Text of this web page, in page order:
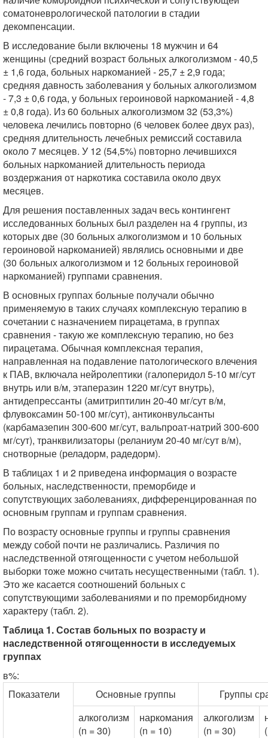
соматоневрологической патологии в стадии
декомпенсации.
В исследование были включены 18 мужчин и 64
женщины (средний возраст больных алкоголизмом - 40,5
± 1,6 года, больных наркоманией - 25,7 ± 2,9 года;
средняя давность заболевания у больных алкоголизмом
- 7,3 ± 0,6 года, у больных героиновой наркоманией - 4,8
± 0,8 года). Из 60 больных алкоголизмом 32 (53,3%)
человека лечились повторно (6 человек более двух раз),
средняя длительность лечебных ремиссий составила
около 7 месяцев. У 12 (54,5%) повторно лечившихся
больных наркоманией длительность периода
воздержания от наркотика составила около двух
месяцев.
Для решения поставленных задач весь контингент
исследованных больных был разделен на 4 группы, из
которых две (30 больных алкоголизмом и 10 больных
героиновой наркоманией) являлись основными и две
(30 больных алкоголизмом и 12 больных героиновой
наркоманией) группами сравнения.
В основных группах больные получали обычно
применяемую в таких случаях комплексную терапию в
сочетании с назначением пирацетама, в группах
сравнения - такую же комплексную терапию, но без
пирацетама. Обычная комплексная терапия,
направленная на подавление патологического влечения
к ПАВ, включала нейролептики (галоперидол 5-10 мг/сут
внутрь или в/м, этаперазин 1220 мг/сут внутрь),
антидепрессанты (амитриптилин 20-40 мг/сут в/м,
флувоксамин 50-100 мг/сут), антиконвульсанты
(карбамазепин 300-600 мг/сут, вальпроат-натрий 300-600
мг/сут), транквилизаторы (реланиум 20-40 мг/сут в/м),
снотворные (реладорм, радедорм).
В таблицах 1 и 2 приведена информация о возрасте
больных, наследственности, преморбиде и
сопутствующих заболеваниях, дифференцированная по
основным группам и группам сравнения.
По возрасту основные группы и группы сравнения
между собой почти не различались. Различия по
наследственной отягощенности с учетом небольшой
выборки тоже можно считать несущественными (табл. 1).
Это же касается соотношений больных с
сопутствующими заболеваниями и по преморбидному
характеру (табл. 2).
Таблица 1. Состав больных по возрасту и
наследственной отягощенности в исследуемых
группах
в%:
Показатели
Основные группы
Группы
алкоголизм
(n = 30)
наркомания
(n = 10)
алкоголизм
(n = 30)